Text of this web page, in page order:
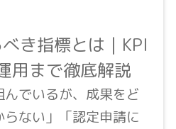
き指標とは｜KPI
用まで徹底解説
んでいるが、成果をど
ない」「認定申請に